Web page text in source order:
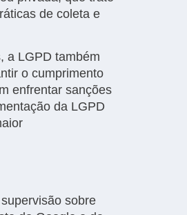
de coleta e
a LGPD também
o cumprimento
enfrentar sanções
da LGPD
sobre